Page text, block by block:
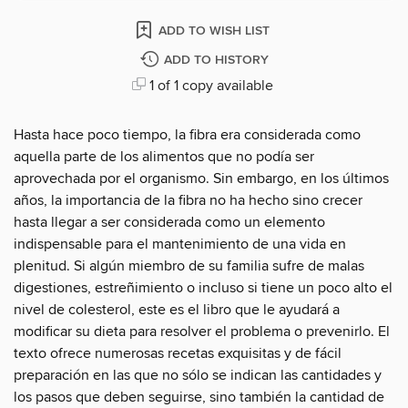
ADD TO WISH LIST
ADD TO HISTORY
1 of 1 copy available
Hasta hace poco tiempo, la fibra era considerada como
aquella parte de los alimentos que no podía ser
aprovechada por el organismo. Sin embargo, en los últimos
años, la importancia de la fibra no ha hecho sino crecer
hasta llegar a ser considerada como un elemento
indispensable para el mantenimiento de una vida en
plenitud. Si algún miembro de su familia sufre de malas
digestiones, estreñimiento o incluso si tiene un poco alto el
nivel de colesterol, este es el libro que le ayudará a
modificar su dieta para resolver el problema o prevenirlo. El
texto ofrece numerosas recetas exquisitas y de fácil
preparación en las que no sólo se indican las cantidades y
los pasos que deben seguirse, sino también la cantidad de